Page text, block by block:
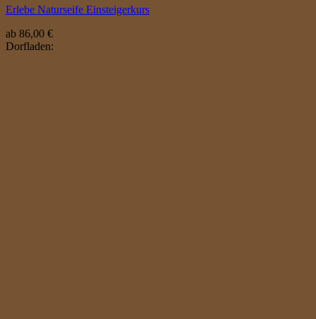
Erlebe Naturseife Einsteigerkurs
ab 86,00 €
Dorfladen: